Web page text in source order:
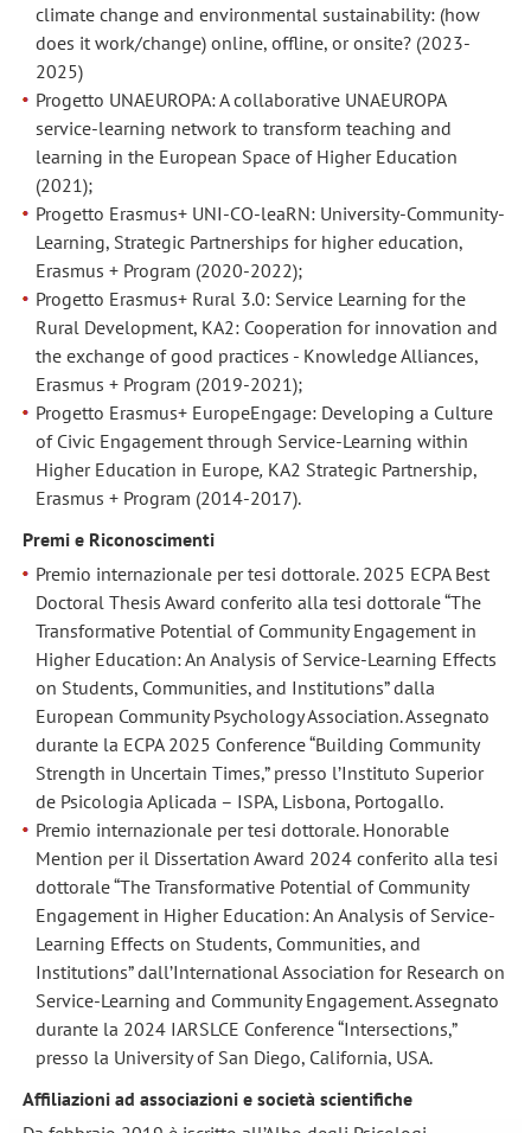
climate change and environmental sustainability: (how
does it work/change) online, offline, or onsite? (2023-
2025)
Progetto UNAEUROPA: A collaborative UNAEUROPA
service-learning network to transform teaching and
learning in the European Space of Higher Education
(2021);
Progetto Erasmus+ UNI-CO-leaRN: University-Community-
Learning, Strategic Partnerships for higher education,
Erasmus + Program (2020-2022);
Progetto Erasmus+ Rural 3.0: Service Learning for the
Rural Development, KA2: Cooperation for innovation and
the exchange of good practices - Knowledge Alliances,
Erasmus + Program (2019-2021);
Progetto Erasmus+ EuropeEngage: Developing a Culture
of Civic Engagement through Service-Learning within
Higher Education in Europe, KA2 Strategic Partnership,
Erasmus + Program (2014-2017).
Premi e Riconoscimenti
Premio internazionale per tesi dottorale. 2025 ECPA Best
Doctoral Thesis Award conferito alla tesi dottorale “The
Transformative Potential of Community Engagement in
Higher Education: An Analysis of Service-Learning Effects
on Students, Communities, and Institutions” dalla
European Community Psychology Association. Assegnato
durante la ECPA 2025 Conference “Building Community
Strength in Uncertain Times,” presso l’Instituto Superior
de Psicologia Aplicada – ISPA, Lisbona, Portogallo.
Premio internazionale per tesi dottorale. Honorable
Mention per il Dissertation Award 2024 conferito alla tesi
dottorale “The Transformative Potential of Community
Engagement in Higher Education: An Analysis of Service-
Learning Effects on Students, Communities, and
Institutions” dall’International Association for Research on
Service-Learning and Community Engagement. Assegnato
durante la 2024 IARSLCE Conference “Intersections,”
presso la University of San Diego, California, USA.
Affiliazioni ad associazioni e società scientifiche